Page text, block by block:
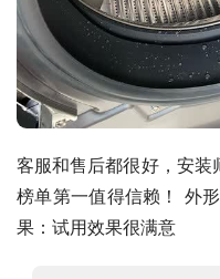
客服和售后都很好，安装
榜单第一值得信赖！ 外
果：试用效果很满意